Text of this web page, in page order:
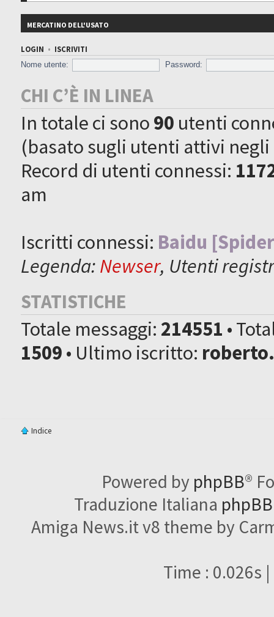
MERCATINO DELL'USATO
LOGIN • ISCRIVITI
Nome utente:
Password:
CHI C’È IN LINEA
In totale ci sono90 utenti
(basato sugli utenti attivi
Record di utenti connessi:
am
Iscritti connessi: Baidu
Legenda:Newser, Utenti
STATISTICHE
Totale messaggi: 214551 •
1509• Ultimo iscritto:
Indice
Powered by phpBB®
Traduzione Italiana
Amiga News.it v8 theme by
Time : 0.026s